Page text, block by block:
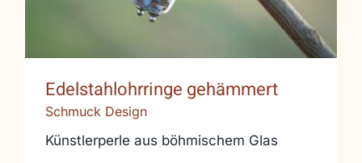
Edelstahlohrringe gehämmert
Schmuck Design
Künstlerperle aus böhmischem Glas